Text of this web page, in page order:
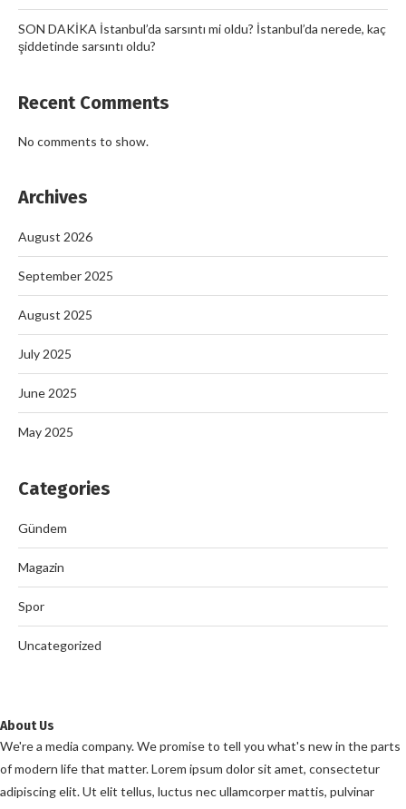
SON DAKİKA İstanbul’da sarsıntı mi oldu? İstanbul’da nerede, kaç
şiddetinde sarsıntı oldu?
Recent Comments
No comments to show.
Archives
August 2026
September 2025
August 2025
July 2025
June 2025
May 2025
Categories
Gündem
Magazin
Spor
Uncategorized
About Us
We're a media company. We promise to tell you what's new in the parts
of modern life that matter. Lorem ipsum dolor sit amet, consectetur
adipiscing elit. Ut elit tellus, luctus nec ullamcorper mattis, pulvinar